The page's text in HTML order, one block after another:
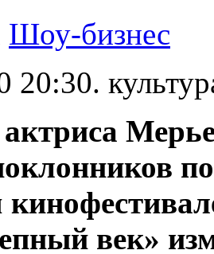
Шоу-бизнес
20:30.
век»